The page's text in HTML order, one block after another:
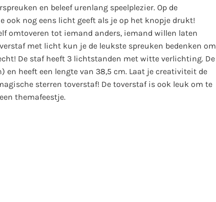
en beleef urenlang speelplezier. Op de
ook nog eens licht geeft als je op het knopje drukt!
omtoveren tot iemand anders, iemand willen laten
met licht kun je de leukste spreuken bedenken om
De staf heeft 3 lichtstanden met witte verlichting. De
heeft een lengte van 38,5 cm. Laat je creativiteit de
sterren toverstaf! De toverstaf is ook leuk om te
themafeestje.